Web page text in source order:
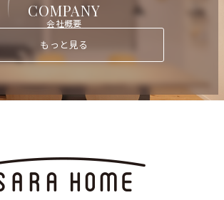
COMPANY
会社概要
もっと見る